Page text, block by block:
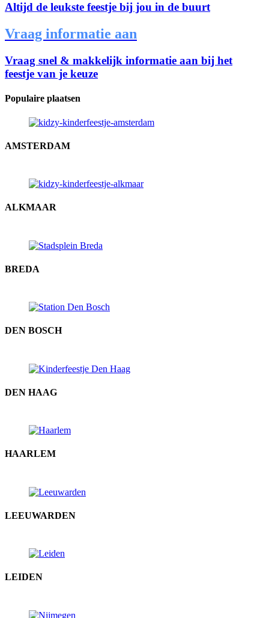
Altijd de leukste feestje bij jou in de buurt
Vraag informatie aan
Vraag snel & makkelijk informatie aan bij het
feestje van je keuze
Populaire plaatsen
AMSTERDAM
ALKMAAR
BREDA
DEN BOSCH
DEN HAAG
HAARLEM
LEEUWARDEN
LEIDEN